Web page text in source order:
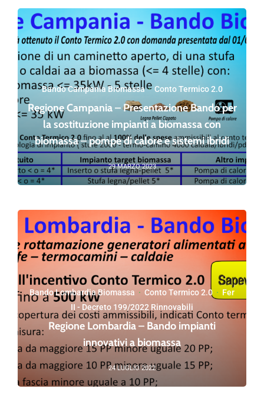
Bando Campania Biomassa· Conto Termico 2.0
Regione Campania – Presentazione Bando per
la sostituzione impianti a biomassa con
biomassa – pompe di calore e sistemi ibridi
29 MARZO 2023
Bando Lombardia Biomassa · Conto Termico 2.0 · Fer
II - Decreto 199/2022 Rinnovabili
Regione Lombardia – Bando impianti
innovativi a biomassa
24 LUGLIO 2022